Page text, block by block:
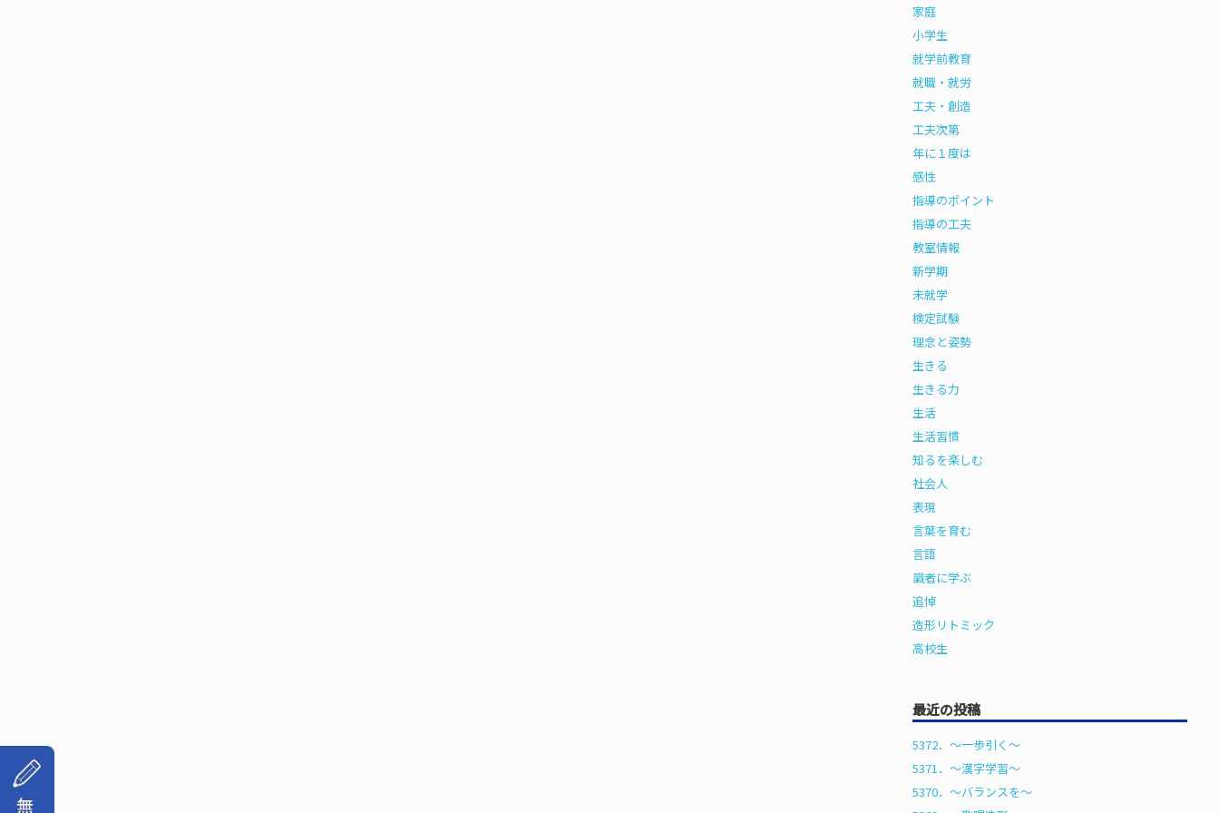
家庭
小学生
就学前教育
就職・就労
工夫・創造
工夫次第
年に１度は
感性
指導のポイント
指導の工夫
教室情報
新学期
未就学
検定試験
理念と姿勢
生きる
生きる力
生活
生活習慣
知るを楽しむ
社会人
表現
言葉を育む
言語
識者に学ぶ
追悼
造形リトミック
高校生
最近の投稿
5372．～一歩引く〜
5371．～漢字学習〜
5370．～バランスを〜